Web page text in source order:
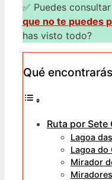
✅ Puedes
que no te puedes
has visto todo?
Qué
Ruta por Sete
Lagoa
Lagoa do
Mirador